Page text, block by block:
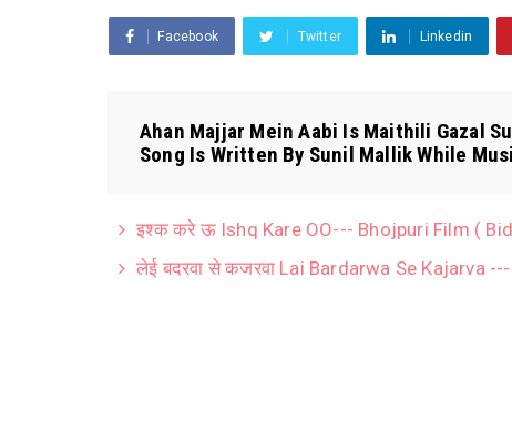
Facebook Twitter Linkedin
Ahan Majjar Mein Aabi Is Maithili Gazal
Song Is Written By Sunil Mallik While
इश्क करे ऊ Ishq Kare OO--- Bhojpuri Film (
लेई बदरवा से कजरवा Lai Bardarwa Se Kajarva